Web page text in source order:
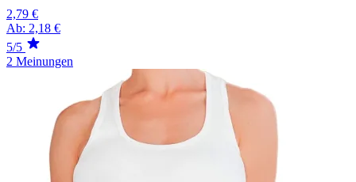
2,79 €
Ab: 2,18 €
5/5
2 Meinungen